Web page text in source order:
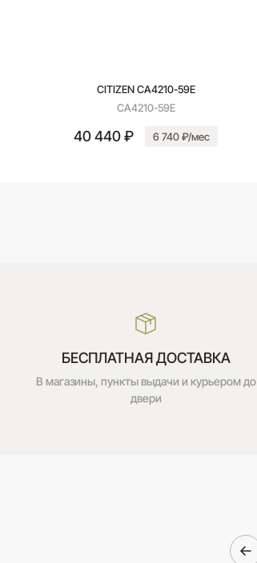
CITIZEN CA4210-59E
CA4210-59E
40 440 ₽ 6 740 ₽/мес
БЕСПЛАТНАЯ ДОСТАВКА
В магазины, пункты выдачи и курьером до
двери